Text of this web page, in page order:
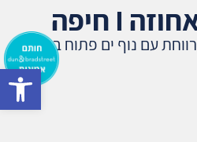
5 חד' מרווחת עם נוף ים פתוח במרכז